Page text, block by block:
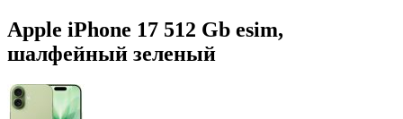
Apple iPhone 17 512 Gb esim,
шалфейный зеленый